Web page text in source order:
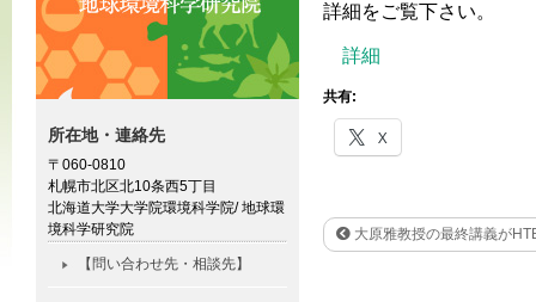
詳細をご覧下さい。
詳細
共有:
X
大原雅教授の最終講義が
所在地・連絡先
〒060-0810
札幌市北区北10条西5丁目
北海道大学大学院環境科学院/ 地球環
境科学研究院
【問い合わせ先・相談先】